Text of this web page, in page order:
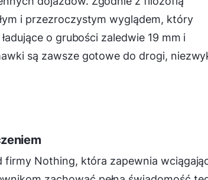
i przezroczystym wyglądem, który
o grubości zaledwie 19 mm i
są zawsze gotowe do drogi,
firmy Nothing, która zapewnia